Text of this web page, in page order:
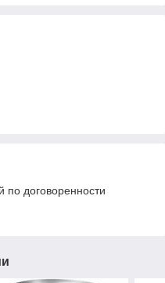
по договоренности